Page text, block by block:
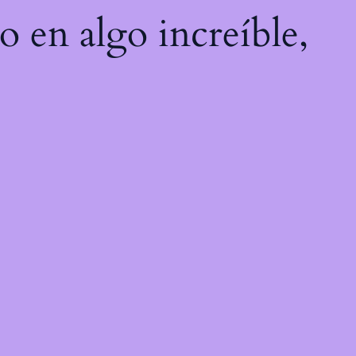
en algo increíble,